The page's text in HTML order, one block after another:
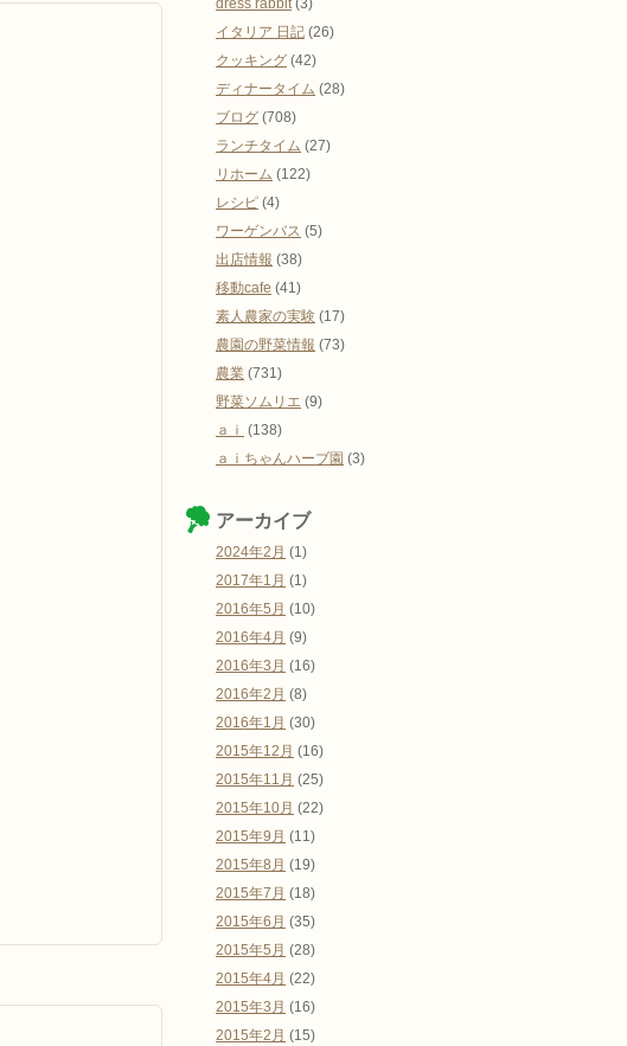
dress rabbit(3)
イタリア 日記 (26)
クッキング (42)
ディナータイム (28)
ブログ (708)
ランチタイム (27)
リホーム (122)
レシピ (4)
ワーゲンバス (5)
出店情報 (38)
移動cafe (41)
素人農家の実験 (17)
農園の野菜情報 (73)
農業 (731)
野菜ソムリエ (9)
ａｉ (138)
ａｉちゃんハーブ園 (3)
アーカイブ
2024年2月 (1)
2017年1月 (1)
2016年5月 (10)
2016年4月 (9)
2016年3月 (16)
2016年2月 (8)
2016年1月 (30)
2015年12月 (16)
2015年11月 (25)
2015年10月 (22)
2015年9月 (11)
2015年8月 (19)
2015年7月 (18)
2015年6月 (35)
2015年5月 (28)
2015年4月 (22)
2015年3月 (16)
2015年2月 (15)